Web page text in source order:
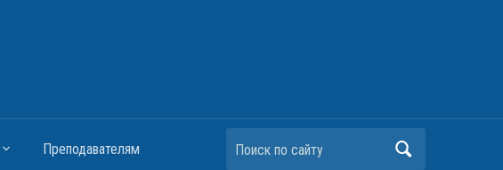
Преподавателям Поиск по сайту